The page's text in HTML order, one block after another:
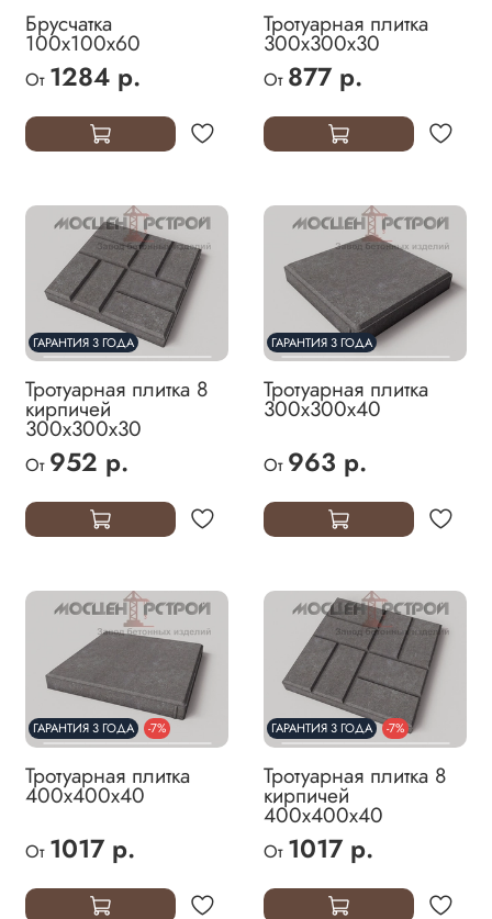
Брусчатка
100х100х60
От 1284 р.
Тротуарная плитка
300х300х30
От 877 р.
ГАРАНТИЯ 3 ГОДА
Тротуарная плитка 8
кирпичей
300х300х30
От 952 р.
ГАРАНТИЯ 3 ГОДА
Тротуарная плитка
300х300х40
От 963 р.
ГАРАНТИЯ 3 ГОДА -7%
Тротуарная плитка
400х400х40
От 1017 р.
ГАРАНТИЯ 3 ГОДА -7%
Тротуарная плитка 8
кирпичей
400х400х40
От 1017 р.